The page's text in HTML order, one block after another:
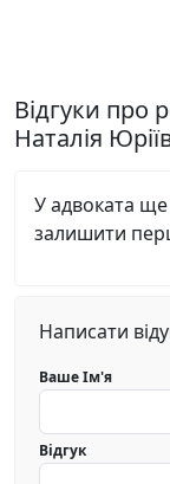
Відгуки про
Наталія
У адвоката ще
залишити
Написати
Ваше Ім'я
Відгук